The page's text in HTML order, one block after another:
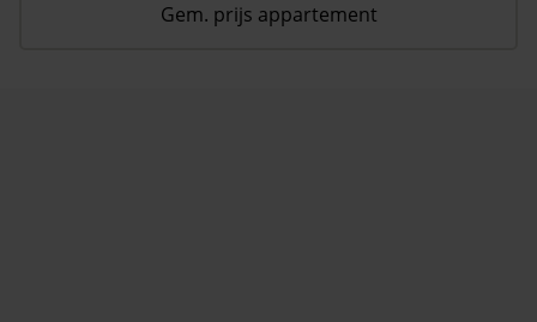
Gem. prijs appartement